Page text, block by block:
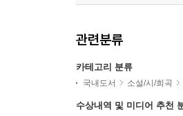
관련분류
카테고리 분류
국내도서 소설/시/희곡
수상내역 및 미디어 추천